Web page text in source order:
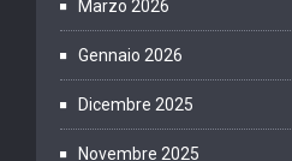
Marzo 2026
Gennaio 2026
Dicembre 2025
Novembre 2025